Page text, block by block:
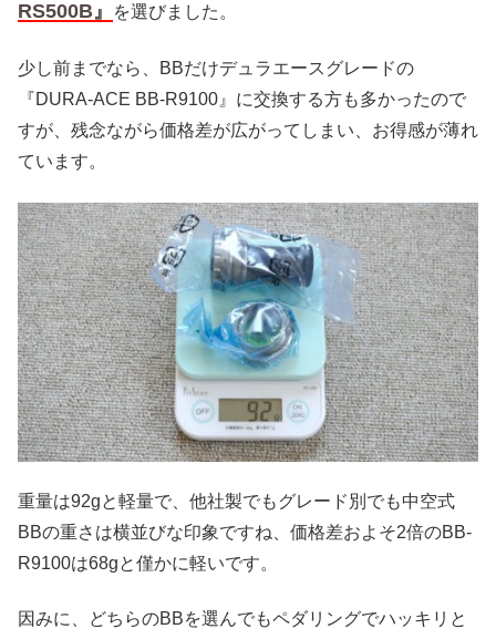
RS500B』 を選びました。
少し前までなら、BBだけデュラエースグレードの
『DURA-ACE BB-R9100』に交換する方も多かったので
すが、残念ながら価格差が広がってしまい、お得感が薄れ
ています。
重量は92gと軽量で、他社製でもグレード別でも中空式
BBの重さは横並びな印象ですね、価格差およそ2倍のBB-
R9100は68gと僅かに軽いです。
因みに、どちらのBBを選んでもペダリングでハッキリと